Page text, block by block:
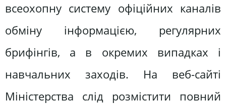
всеохопну систему офіційних каналів
обміну інформацією, регулярних
брифінгів, а в окремих випадках і
навчальних заходів. На веб-сайті
Міністерства слід розмістити повний